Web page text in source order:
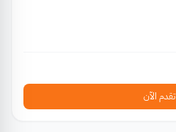
تقدم الآن